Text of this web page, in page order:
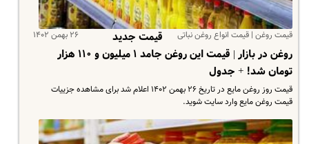
قیمت روغن | قیمت انواع روغن نباتی ۲۶ بهمن ۱۴۰۲
قیمت جدید
روغن در بازار | قیمت این روغن جامد ۱ میلیون و ۱۱۰ هزار
تومان شد! + جدول
قیمت روز روغن مایع در تاریخ ۲۶ بهمن ۱۴۰۲ اعلام شد برای مشاهده جزییات
قیمت روغن مایع وارد سایت شوید.